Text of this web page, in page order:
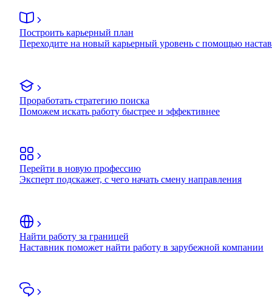
Построить карьерный план
Переходите на новый карьерный уровень с помощью
Проработать стратегию поиска
Поможем искать работу быстрее и эффективнее
Перейти в новую профессию
Эксперт подскажет, с чего начать смену направления
Найти работу за границей
Наставник поможет найти работу в зарубежной компании